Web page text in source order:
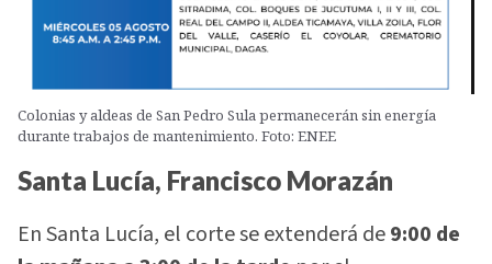
Colonias y aldeas de San Pedro Sula permanecerán sin energía
durante trabajos de mantenimiento. Foto: ENEE
Santa Lucía, Francisco Morazán
En Santa Lucía, el corte se extenderá de9:00 de